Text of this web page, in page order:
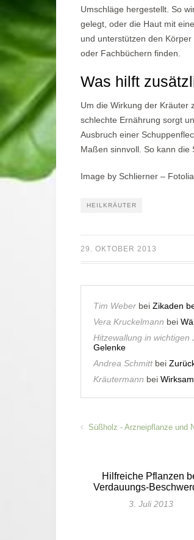
Umschläge hergestellt. So
gelegt, oder die Haut mit
und unterstützen den Körper
oder Fachbüchern finden.
Was hilft
Um die Wirkung der Kräuter
schlechte Ernährung sorgt
Ausbruch einer
Maßen sinnvoll. So kann die
Image by Schlierner – Fotolia
HEILKRÄUTER
29. OKTOBER 2013
Tim Weber bei Zikaden
Vera Kruckelmann bei
Hitzewallung in
Gelenke
Andrea Schmittbei
Kräutermann bei
Süßholz - Arzneipflanze und
Hilfreiche Pflanzen
Verdauungs-
3. Juli 2013